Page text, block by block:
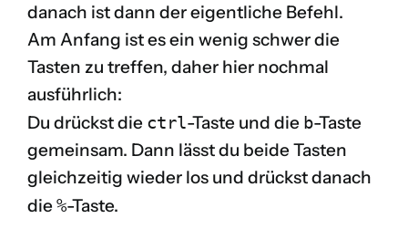
danach ist dann der eigentliche Befehl.
Am Anfang ist es ein wenig schwer die
Tasten zu treffen, daher hier nochmal
ausführlich:
Du drückst die ctrl-Taste und die b-Taste
gemeinsam. Dann lässt du beide Tasten
gleichzeitig wieder los und drückst danach
die %-Taste.